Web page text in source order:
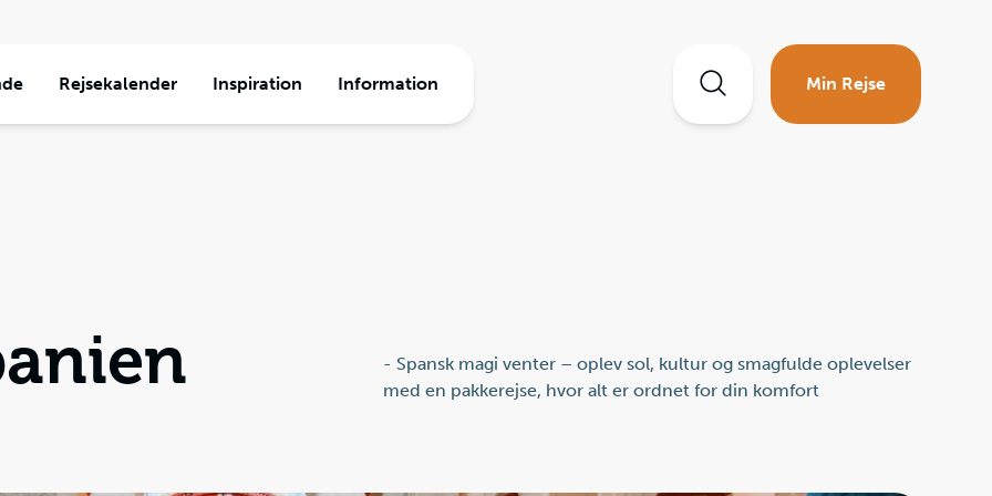
Rejsekalender Inspiration Information Min Rejse
- Spansk magi venter – oplev sol, kultur og smagfulde oplevelser
med en pakkerejse, hvor alt er ordnet for din komfort